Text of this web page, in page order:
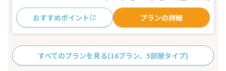
おすすめポイント プランの詳細
すべてのプランを見る(16プラン、5部屋タイプ)